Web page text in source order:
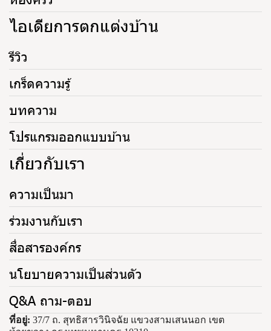
ไอเดียการตกแต่งบ้าน
รีวิว
เกร็ดความรู้
บทความ
โปรแกรมออกแบบบ้าน
เกี่ยวกับเรา
ความเป็นมา
ร่วมงานกับเรา
สื่อสารองค์กร
นโยบายความเป็นส่วนตัว
Q&A ถาม-ตอบ
ที่อยู่: 37/7 ถ. สุทธิสารวินิจฉัย แขวงสามเสนนอก เขต